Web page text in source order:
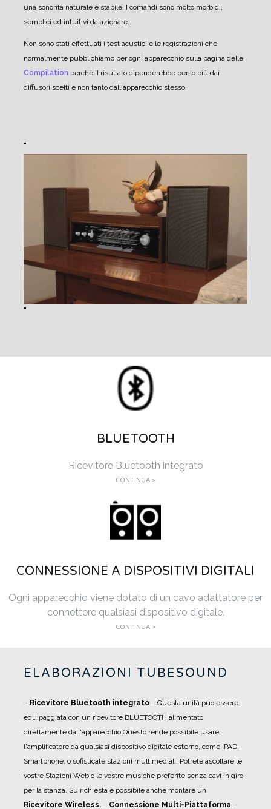
una sonorità naturale e stabile. I comandi sono molto morbidi,
semplici ed intuitivi da azionare.
Non sono stati effettuati i test acustici e le registrazioni che
normalmente pubblichiamo per ogni apparecchio sulla pagina delle
Compilation perchè il risultato dipenderebbe per lo più dai
diffusori scelti e non tanto dall'apparecchio stesso.
BLUETOOTH
Ricevitore Bluetooth integrato
CONTINUA >
CONNESSIONE A DISPOSITIVI DIGITALI
Ogni apparecchio viene dotato di un cavo adattatore per
connettere qualsiasi dispositivo digitale.
CONTINUA >
ELABORAZIONI TUBESOUND
– Ricevitore Bluetooth integrato – Questa unità può essere
equipaggiata con un ricevitore BLUETOOTH alimentato
direttamente dall'apparecchio Questo rende possibile usare
l'amplificatore da qualsiasi dispositivo digitale esterno, come IPAD,
Smartphone, o sofisticate stazioni multimediali. Potrete ascoltare le
vostre Stazioni Web o le vostre musiche preferite senza cavi in giro
per la stanza. Su richiesta è possibile anche montare un
Ricevitore Wireless. – Connessione Multi-Piattaforma –